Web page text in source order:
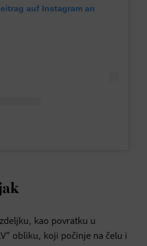
auf Instagram an
kao povratku u
obliku, koji počinje na čelu i